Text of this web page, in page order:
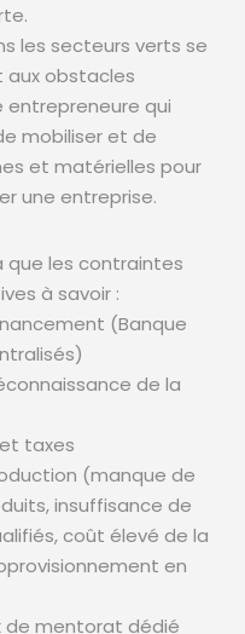
les secteurs verts se
aux obstacles
qui
mobiliser et de
et matérielles pour
une entreprise.
que les contraintes
à savoir :
(Banque
de la
taxes
(manque de
insuffisance de
coût élevé de la
en
de mentorat dédié